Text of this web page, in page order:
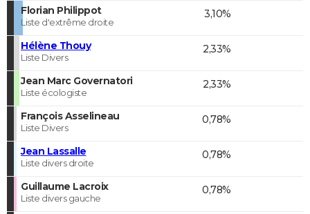
Florian Philippot
Liste d'extrême droite
3,10%
Hélène Thouy
Liste Divers
2,33%
Jean Marc Governatori
Liste écologiste
2,33%
François Asselineau
Liste Divers
0,78%
Jean Lassalle
Liste divers droite
0,78%
Guillaume Lacroix
Liste divers gauche
0,78%